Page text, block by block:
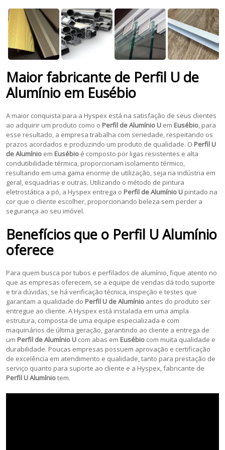
Maior fabricante de Perfil U de
Alumínio em Eusébio
A maior conquista para a Hyspex está na satisfação de seus clientes
ao adquirir um produto como o Perfil de Alumínio U em Eusébio, para
esse resultado, a empresa trabalha com seriedade, respeitando os
prazos acordados e produzindo um produto de qualidade. O Perfil U
de Alumínio em Eusébio é composto por ligas resistentes e alta
condutibilidade térmica, proporcionam isolamento térmico,
resultando em uma gama enorme de utilização, seja na indústria em
geral, esquadrias e outras. Utilizando o método de pintura
eletrostática a pó, a Hyspex entrega o Perfil de Alumínio U pintado na
cor que o cliente escolher, proporcionando beleza sem perder a
segurança ao seu imóvel.
Benefícios que o Perfil U Alumínio
oferece
Para quem busca por tubos e perfilados de alumínio, fique atento no
que as empresas oferecem, se a equipe de vendas dá todo suporte
e tira dúvidas, se há verificação técnica, inspeção e testes que
garantam a qualidade do Perfil U de Alumínio antes do produto ser
entregue ao cliente. A Hyspex está instalada em uma ampla
estrutura, composta de uma equipe especializada e com
maquinários de última geração, garantindo ao cliente a entrega de
um Perfil de Alumínio U com abas em Eusébio com muita qualidade e
durabilidade. Poucas empresas possuem aprovação e certificação
de excelência em atendimento e qualidade, tanto para prestação de
serviço quanto para suporte ao cliente e a Hyspex, fabricante de
Perfil U Alumíniotem.